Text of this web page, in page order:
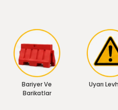
Bariyer Ve
Barikatlar
Uyarı